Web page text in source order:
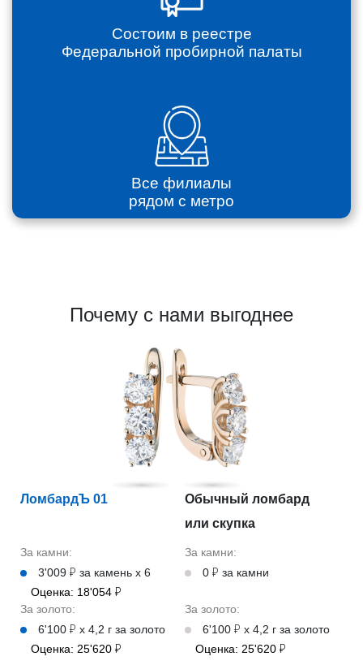
Состоим в реестре
Федеральной пробирной палаты
Все филиалы
рядом с метро
Почему с нами выгоднее
ЛомбардЪ 01
Обычный ломбард
или скупка
За камни:
3'009 ₽ за камень х 6
Оценка: 18'054 ₽
За золото:
6'100 ₽ х 4,2 г за золото
Оценка: 25'620 ₽
За камни:
0 ₽ за камни
За золото:
6'100 ₽ х 4,2 г за золото
Оценка: 25'620 ₽